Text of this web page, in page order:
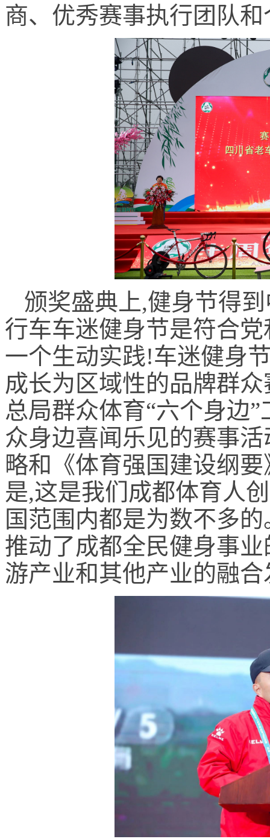
商、优秀赛事执行团队
颁奖盛典上,健身节得
行车车迷健身节是符合
一个生动实践!车迷健身
成长为区域性的品牌群
总局群众体育“六个身边
众身边喜闻乐见的赛事
略和《体育强国建设纲
是,这是我们成都体育人
国范围内都是为数不多
推动了成都全民健身事
游产业和其他产业的融合